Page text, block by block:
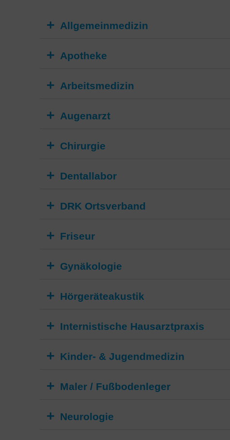
Allgemeinmedizin
Apotheke
Arbeitsmedizin
Augenarzt
Chirurgie
Dentallabor
DRK Ortsverband
Friseur
Gynäkologie
Hörgeräteakustik
Internistische Hausarztpraxis
Kinder- & Jugendmedizin
Maler / Fußbodenleger
Neurologie